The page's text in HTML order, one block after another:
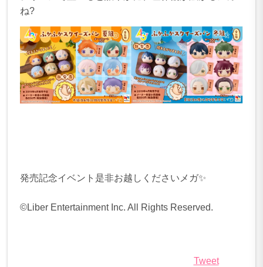
ね?
発売記念イベント是非お越しくださいメガ✨
©Liber Entertainment Inc. All Rights Reserved.
Tweet